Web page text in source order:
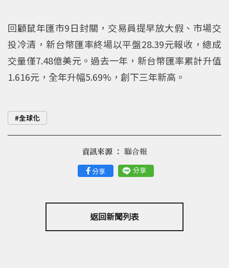
回顧鼠年匯市9日封關，交易員提早放大假、市場交
投冷清，新台幣匯率終場以平盤28.39元報收，總成
交量僅7.48億美元。過去一年，新台幣匯率累計升值
1.616元，全年升幅5.69%，創下三年新高。
全球化
分享 分享
資訊來源 ： 聯合報
返回新聞列表